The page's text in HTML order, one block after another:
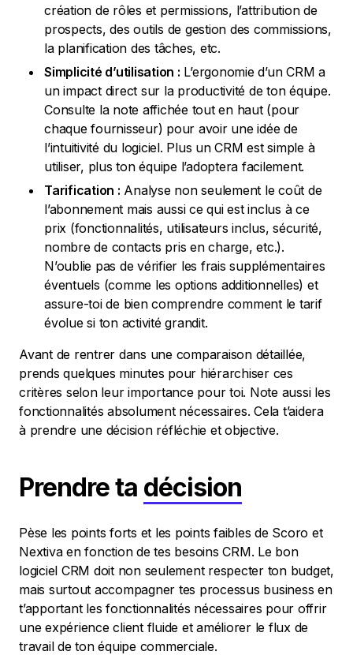
création de rôles et permissions, l’attribution de
prospects, des outils de gestion des commissions,
la planification des tâches, etc.
Simplicité d’utilisation : L’ergonomie d’un CRM a
un impact direct sur la productivité de ton équipe.
Consulte la note affichée tout en haut (pour
chaque fournisseur) pour avoir une idée de
l’intuitivité du logiciel. Plus un CRM est simple à
utiliser, plus ton équipe l’adoptera facilement.
Tarification : Analyse non seulement le coût de
l’abonnement mais aussi ce qui est inclus à ce
prix (fonctionnalités, utilisateurs inclus, sécurité,
nombre de contacts pris en charge, etc.).
N’oublie pas de vérifier les frais supplémentaires
éventuels (comme les options additionnelles) et
assure-toi de bien comprendre comment le tarif
évolue si ton activité grandit.
Avant de rentrer dans une comparaison détaillée,
prends quelques minutes pour hiérarchiser ces
critères selon leur importance pour toi. Note aussi les
fonctionnalités absolument nécessaires. Cela t’aidera
à prendre une décision réfléchie et objective.
Prendre ta décision
Pèse les points forts et les points faibles de Scoro et
Nextiva en fonction de tes besoins CRM. Le bon
logiciel CRM doit non seulement respecter ton budget,
mais surtout accompagner tes processus business en
t’apportant les fonctionnalités nécessaires pour offrir
une expérience client fluide et améliorer le flux de
travail de ton équipe commerciale.